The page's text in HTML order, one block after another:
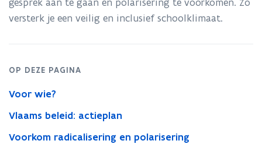
versterk je een veilig en inclusief schoolklimaat.
OP DEZE PAGINA
Voor wie?
Vlaams beleid: actieplan
Voorkom radicalisering en polarisering